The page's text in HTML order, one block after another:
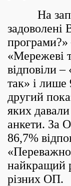
На
задоволені
програми?»
«Мережеві
відповіли
так» і лише
другий
яких
анкети. За
86,7%
найкращий
різних ОП.